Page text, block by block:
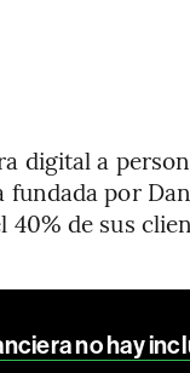
digital a
por
de sus
no hay